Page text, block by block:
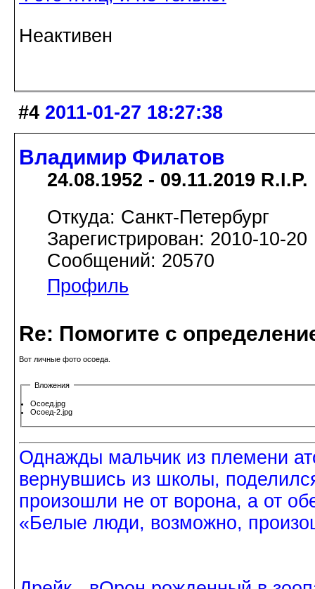
Неактивен
#4 2011-01-27 18:27:38
Владимир Филатов
24.08.1952 - 09.11.2019 R.I.P.
Откуда: Санкт-Петербург
Зарегистрирован: 2010-10-20
Сообщений: 20570
Профиль
Re: Помогите с
Вот личные фото осоеда.
Вложения
Осоед.jpg
Осоед-2.jpg
Однажды мальчик из племени
вернувшись из школы,
произошли не от ворона, а от
«Белые люди, возможно,